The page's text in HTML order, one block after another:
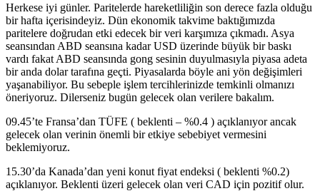
Herkese iyi günler. Paritelerde hareketliliğin son derece fazla olduğu
bir hafta içerisindeyiz. Dün ekonomik takvime baktığımızda
paritelere doğrudan etki edecek bir veri karşımıza çıkmadı. Asya
seansından ABD seansına kadar USD üzerinde büyük bir baskı
vardı fakat ABD seansında gong sesinin duyulmasıyla piyasa adeta
bir anda dolar tarafına geçti. Piyasalarda böyle ani yön değişimleri
yaşanabiliyor. Bu sebeple işlem tercihlerinizde temkinli olmanızı
öneriyoruz. Dilerseniz bugün gelecek olan verilere bakalım.
09.45’te Fransa’dan TÜFE ( beklenti – %0.4 ) açıklanıyor ancak
gelecek olan verinin önemli bir etkiye sebebiyet vermesini
beklemiyoruz.
15.30’da Kanada’dan yeni konut fiyat endeksi ( beklenti %0.2)
açıklanıyor. Beklenti üzeri gelecek olan veri CAD için pozitif olur.